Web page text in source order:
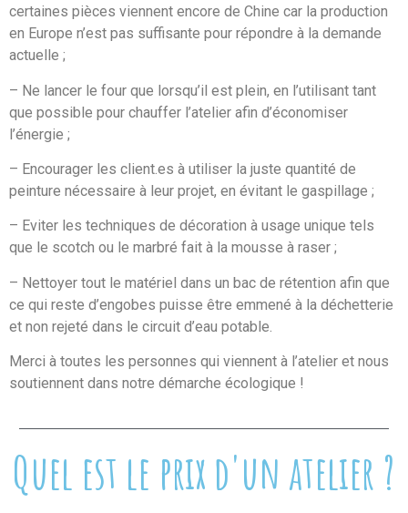
certaines pièces viennent encore de Chine car la production
en Europe n’est pas suffisante pour répondre à la demande
actuelle ;
– Ne lancer le four que lorsqu’il est plein, en l’utilisant tant
que possible pour chauffer l’atelier afin d’économiser
l’énergie ;
– Encourager les client.es à utiliser la juste quantité de
peinture nécessaire à leur projet, en évitant le gaspillage ;
– Eviter les techniques de décoration à usage unique tels
que le scotch ou le marbré fait à la mousse à raser ;
– Nettoyer tout le matériel dans un bac de rétention afin que
ce qui reste d’engobes puisse être emmené à la déchetterie
et non rejeté dans le circuit d’eau potable.
Merci à toutes les personnes qui viennent à l’atelier et nous
soutiennent dans notre démarche écologique !
Quel est le prix d'un atelier ?